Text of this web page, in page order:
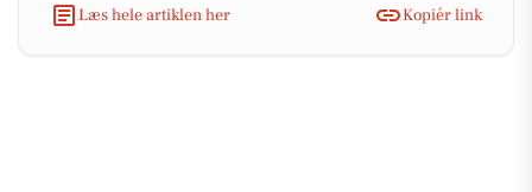
Læs hele artiklen her
Kopiér link